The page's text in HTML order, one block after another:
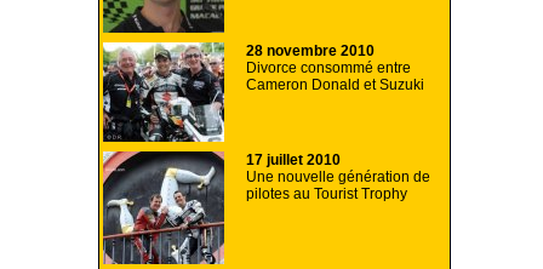
28 novembre 2010
Divorce consommé entre
Cameron Donald et Suzuki
17 juillet 2010
Une nouvelle génération de
pilotes au Tourist Trophy